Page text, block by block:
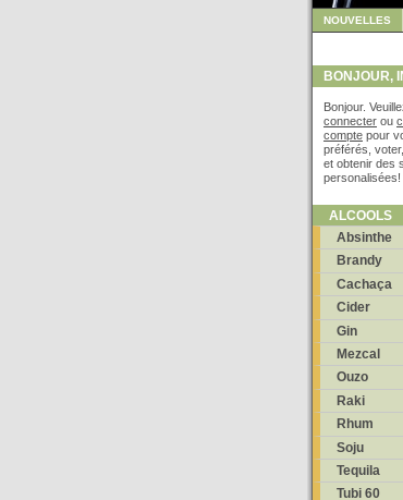
NOUVELLES
BONJOUR,
Bonjour.
connecter ou
compte pour
préférés,
et obtenir des
personalisées!
ALCOOLS
Absinthe
Brandy
Cachaça
Cider
Gin
Mezcal
Ouzo
Raki
Rhum
Soju
Tequila
Tubi 60